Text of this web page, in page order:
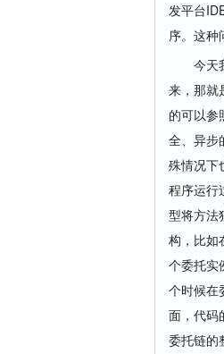
发平台
序。这种
今天我
来，那就
的可以参
全、异步
殊情况下
程序运行
型将方法
构，比如
个委托实
个时候在
面，代码
委托链的